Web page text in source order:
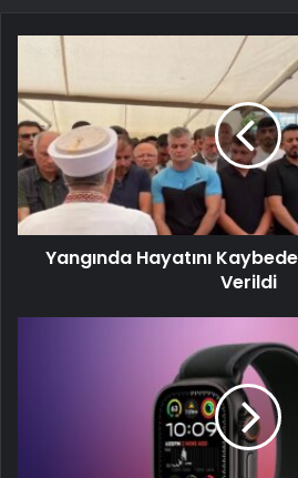
Yangında Hayatını
Verildi